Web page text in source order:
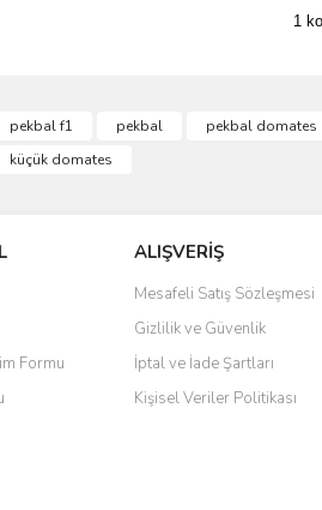
1
pekbal f1 pekbal pekbal domates
küçük domates
Formu
ALIŞVERİŞ
Mesafeli Satış Sözleşmesi
Gizlilik ve Güvenlik
İptal ve İade Şartları
Kişisel Veriler Politikası